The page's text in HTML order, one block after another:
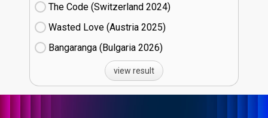
The Code (Switzerland
24)
Wasted Love (Austria
25)
Bangaranga (Bulgaria
26)
view result